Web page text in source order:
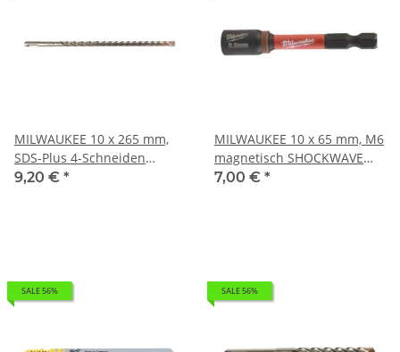
MILWAUKEE 10 x 265 mm,
SDS-Plus 4-Schneiden
Hammerbohrer MX4 SDS-
9,20 € *
MILWAUKEE 10 x 65 mm, M6
magnetisch SHOCKWAVE
Steckschlüssel 1/4 I 0,035kg
7,00 € *
SALE 56% SALE 56%